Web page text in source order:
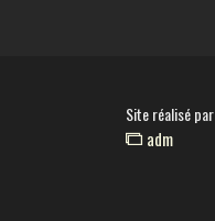
Site réalisé par
adm